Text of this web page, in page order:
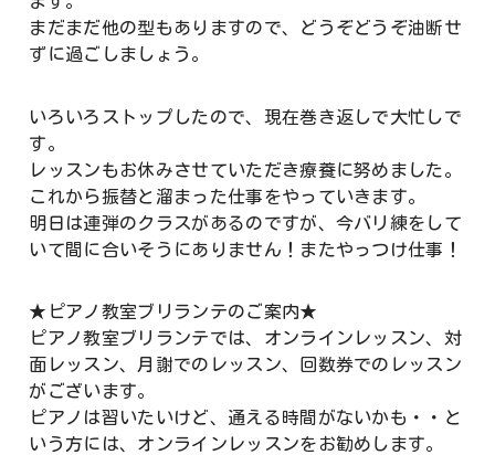
まだまだ他の型もありますので、どうぞどうぞ油断せ
ずに過ごしましょう。
いろいろストップしたので、現在巻き返しで大忙しで
す。
レッスンもお休みさせていただき療養に努めました。
これから振替と溜まった仕事をやっていきます。
明日は連弾のクラスがあるのですが、今バリ練をして
いて間に合いそうにありません！またやっつけ仕事！
★ピアノ教室ブリランテのご案内★
ピアノ教室ブリランテでは、オンラインレッスン、対
面レッスン、月謝でのレッスン、回数券でのレッスン
がございます。
ピアノは習いたいけど、通える時間がないかも・・と
いう方には、オンラインレッスンをお勧めします。